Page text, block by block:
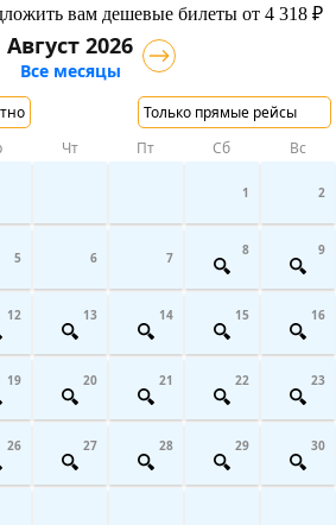
вам дешевые билеты от 4 318 ₽
Только прямые рейсы
Август 2026
Все месяцы
Чт Пт Сб Вс
1 2
5 6 7 8 9
12 13 14 15 16
19 20 21 22 23
26 27 28 29 30